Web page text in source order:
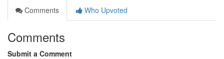
Comments
Who Upvoted
Comments
Submit a Comment